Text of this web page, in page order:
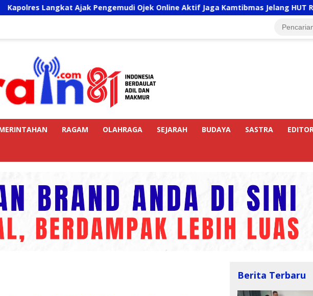
Ajak Pengemudi Ojek Online Aktif Jaga Kamtibmas Jelang HUT RI
RAGAM OLAHRAGA SEJARAH BUDAYA SASTRA
Berita Terbaru